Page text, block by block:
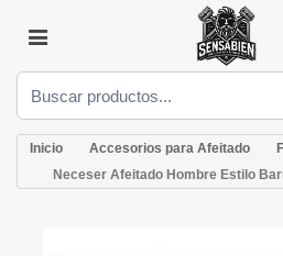
Inicio Accesorios para Afeitado
Neceser Afeitado Hombre Estilo